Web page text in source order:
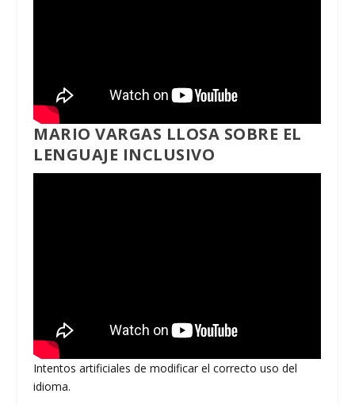
MARIO VARGAS LLOSA SOBRE EL
LENGUAJE INCLUSIVO
Intentos artificiales de modificar el correcto uso del
idioma.